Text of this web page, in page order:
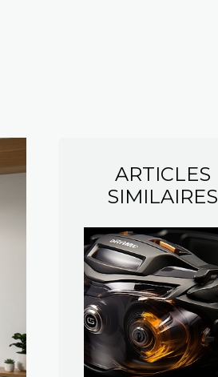
ARTICLES
SIMILAIRES